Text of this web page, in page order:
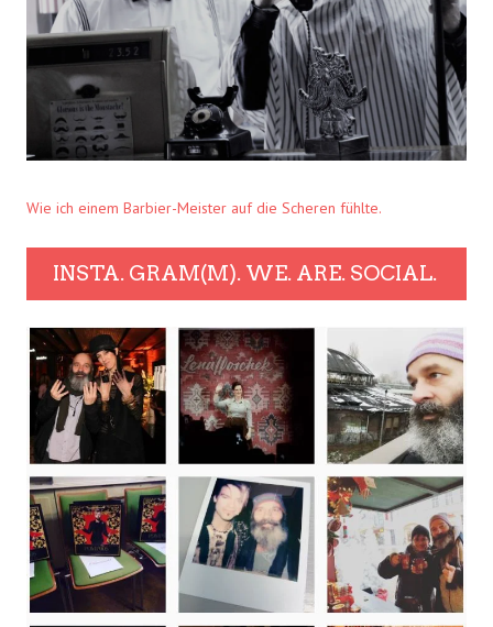
Wie ich einem Barbier-Meister auf die Scheren fühlte.
INSTA. GRAM(M). WE. ARE. SOCIAL.